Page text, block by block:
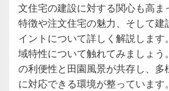
文住宅の建設に対する関心も高
特徴や注文住宅の魅力、そして建
イントについて詳しく解説しま
域特性について触れてみましょ
の利便性と田園風景が共存し、
に対応できる環境が整っています。